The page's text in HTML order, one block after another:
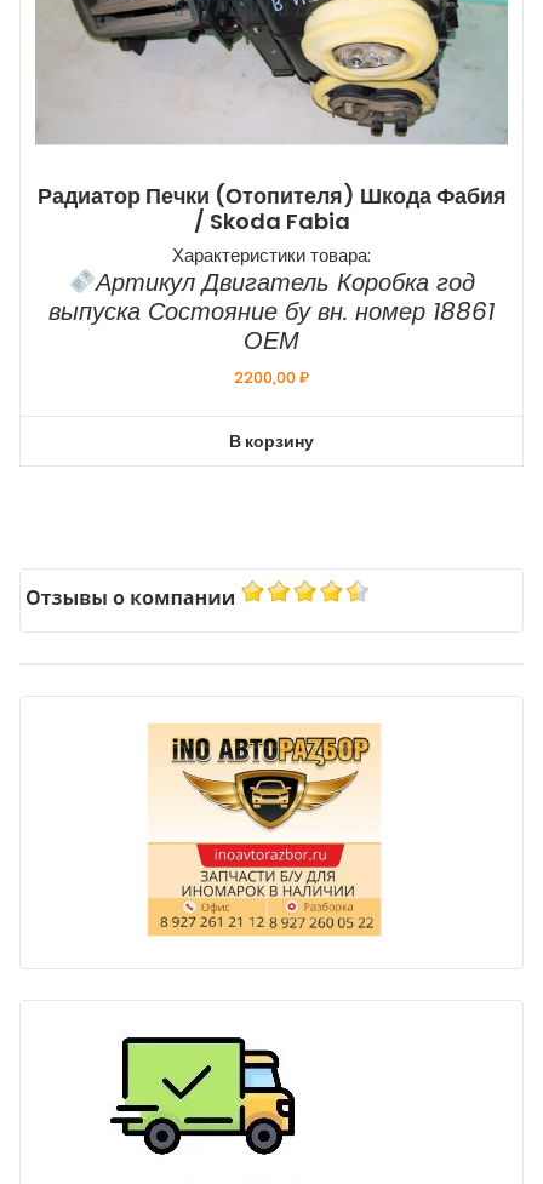
Радиатор Печки (отопителя) Шкода Фабия
/ Skoda Fabia
Характеристики товара:
Артикул Двигатель Коробка год
выпуска Состояние бу вн. номер 18861
ОЕМ
2200,00₽
В корзину